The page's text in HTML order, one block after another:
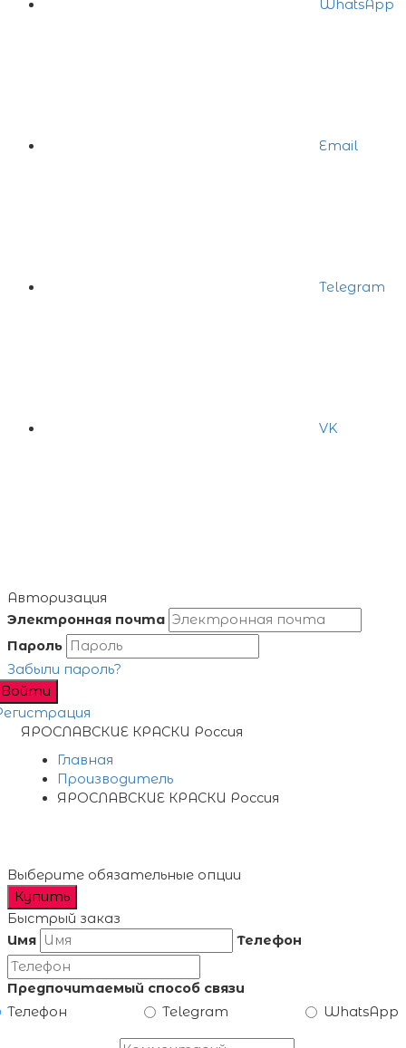
WhatsApp
Email
Telegram
VK
Авторизация
Электронная почта
Пароль
Забыли пароль?
Войти
ЯРОСЛАВСКИЕ КРАСКИ Россия
Главная
Производитель
ЯРОСЛАВСКИЕ КРАСКИ Россия
Выберите обязательные опции
Купить
Быстрый заказ
Имя
Телефон
Предпочитаемый способ связи
Телефон
Telegram WhatsApp